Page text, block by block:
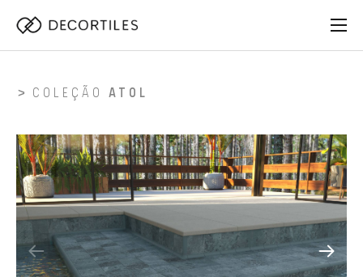
COLEÇÃO ATOL